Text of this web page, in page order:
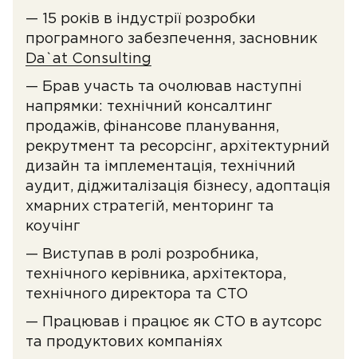
— 15 років в індустрії розробки
програмного забезпечення, засновник
Da`at Consulting
— Брав участь та очолював наступні
напрямки: технічний консалтинг
продажів, фінансове планування,
рекрутмент та ресорсінг, архітектурний
дизайн та імплементація, технічний
аудит, діджиталізація бізнесу, адоптація
хмарних стратегій, менторинг та
коучінг
— Виступав в ролі розробника,
технічного керівника, архітектора,
технічного директора та CTO
— Працював і працює як CTO в аутсорс
та продуктових компаніях